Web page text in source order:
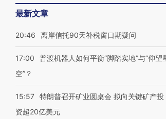
最新文章
20:46 离岸信托90天补税窗口期疑问
17:00
普渡机器人如何平衡“脚踏实地”与“仰望
空”？
15:57 特朗普召开矿业圆桌会 拟向关键矿产投
资超20亿美元